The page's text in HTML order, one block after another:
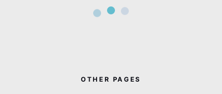
OTHER PAGES